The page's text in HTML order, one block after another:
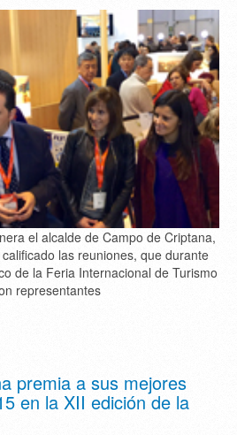
el alcalde de Campo de Criptana,
las reuniones, que durante
de la Feria Internacional de Turismo
representantes
premia a sus mejores
en la XII edición de la